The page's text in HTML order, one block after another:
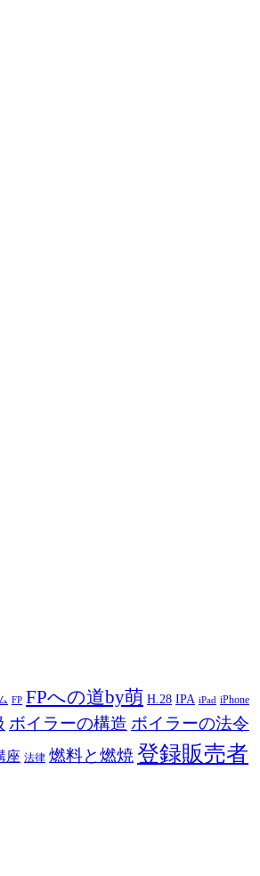
FP FPへの道by萌 H.28 IPA iPad iPhone
ボイラーの構造 ボイラーの法令
座 法律 燃料と燃焼 登録販売者